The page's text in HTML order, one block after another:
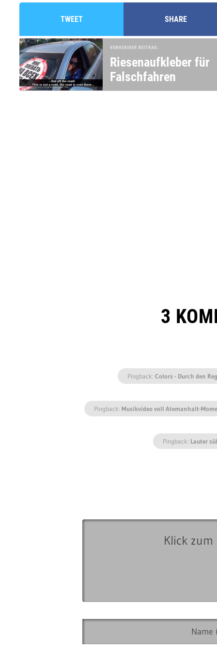
TWEET SHARE
VORHERIGER BEITRAG:
Riesenaufkleber für
Falschfahren
3
Pingback: Colors - Durch den
Pingback: Musikvideo voll Atemanhalt-
Pingback: Lauter